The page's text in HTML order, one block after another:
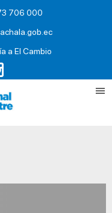
706 000
a El Cambio